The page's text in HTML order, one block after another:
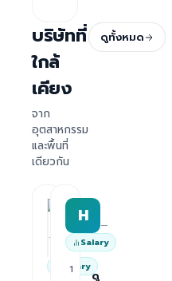
บริษัทที่
ใกล้
เคียง
จาก
อุตสาหกรรม
และพื้นที่
เดียวกัน
ดูทั้งหมด
AiROVA AI Consultant
—
Salary
H —
Salary
1
ดู